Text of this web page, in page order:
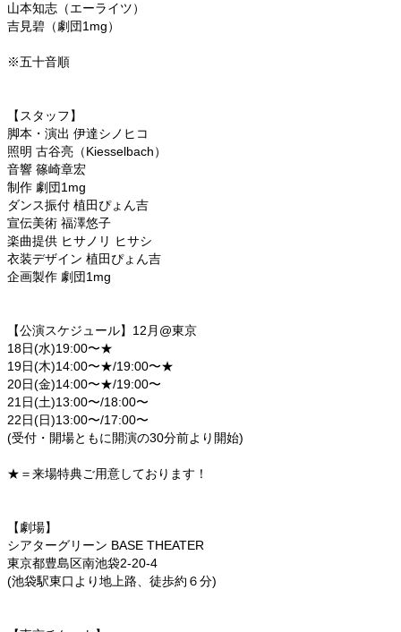
山本知志（エーライツ）
吉見碧（劇団1mg）
※五十音順
【スタッフ】
脚本・演出 伊達シノヒコ
照明 古谷亮（Kiesselbach）
音響 篠崎章宏
制作 劇団1mg
ダンス振付 植田ぴょん吉
宣伝美術 福澤悠子
楽曲提供 ヒサノリ ヒサシ
衣装デザイン 植田ぴょん吉
企画製作 劇団1mg
【公演スケジュール】12月@東京
18日(水)19:00〜★
19日(木)14:00〜★/19:00〜★
20日(金)14:00〜★/19:00〜
21日(土)13:00〜/18:00〜
22日(日)13:00〜/17:00〜
(受付・開場ともに開演の30分前より開始)
★＝来場特典ご用意しております！
【劇場】
シアターグリーン BASE THEATER
東京都豊島区南池袋2-20-4
(池袋駅東口より地上路、徒歩約６分)